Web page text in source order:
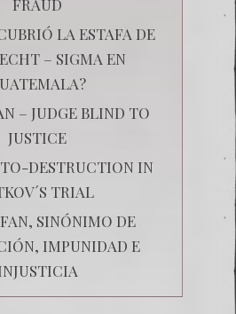
FRAUD
LA ESTAFA DE
– SIGMA EN
– JUDGE BLIND TO
JUSTICE
DESTRUCTION IN
TRIAL
SINÓNIMO DE
IMPUNIDAD E